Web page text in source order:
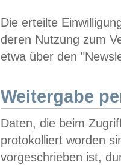
Die erteilte
deren Nutzung zum
etwa über den
Weitergabe
Daten, die beim
protokolliert worden
vorgeschrieben ist,